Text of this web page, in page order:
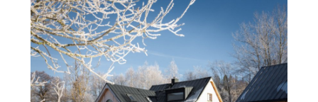
PRODUKTY